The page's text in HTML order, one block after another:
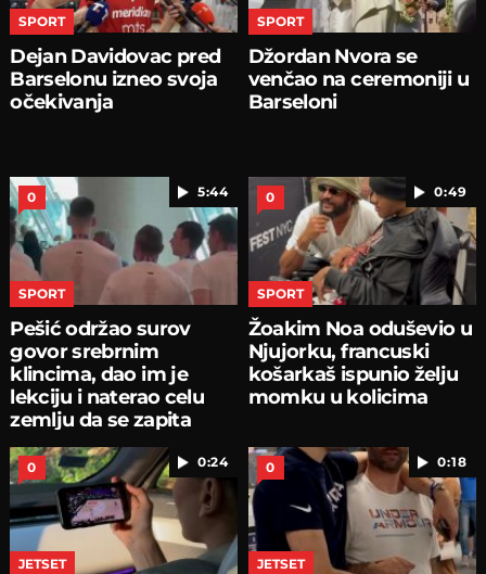
SPORT
Dejan Davidovac pred
Barselonu izneo svoja
očekivanja
SPORT
Džordan Nvora se
venčao na ceremoniji u
Barseloni
5:44
0
SPORT
Pešić održao surov
govor srebrnim
klincima, dao im je
lekciju i naterao celu
zemlju da se zapita
0:49
0
SPORT
Žoakim Noa oduševio u
Njujorku, francuski
košarkaš ispunio želju
momku u kolicima
0:24
0
JETSET
0:18
0
JETSET